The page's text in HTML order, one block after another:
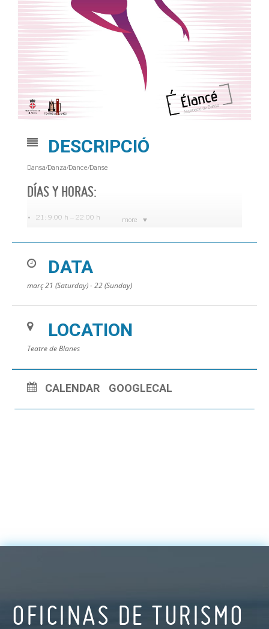
more
DESCRIPCIÓ
Dansa/Danza/Dance/Danse
DÍAS Y HORAS:
21: 9:00 h – 22:00 h
LUGAR: Teatre de Blanes
DATA
març 21 (Saturday) - 22 (Sunday)
LOCATION
Teatre de Blanes
CALENDAR GOOGLECAL
OFICINAS DE TURISMO